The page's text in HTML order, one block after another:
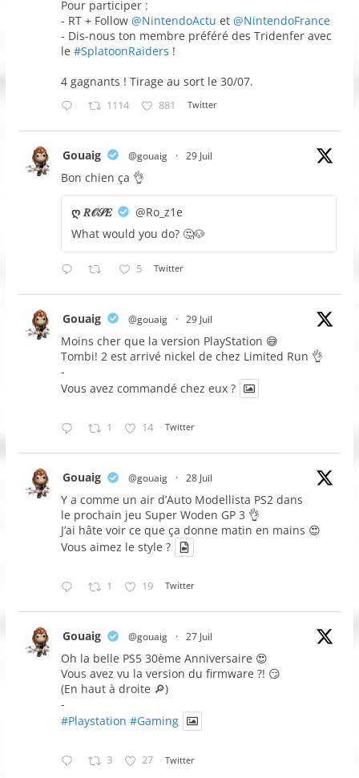
Pour participer :
- RT + Follow @NintendoActu et @NintendoFrance
- Dis-nous ton membre préféré des Tridenfer avec
le #SplatoonRaiders !
4 gagnants ! Tirage au sort le 30/07.
1114 881 Twitter
Gouaig @gouaig · 29 Juil
Bon chien ça 👌
ღ 𝑅𝒪𝒮𝐸
@Ro_z1e
What would you do? 🤔🐶
5 Twitter
Gouaig @gouaig · 29 Juil
Moins cher que la version PlayStation 😅
Tombi! 2 est arrivé nickel de chez Limited Run 👌
-
Vous avez commandé chez eux ?
1 14 Twitter
Gouaig @gouaig · 28 Juil
Y a comme un air d’Auto Modellista PS2 dans
le prochain jeu Super Woden GP 3 👌
J’ai hâte voir ce que ça donne matin en mains 😍
Vous aimez le style ?
1 19 Twitter
Gouaig @gouaig · 27 Juil
Oh la belle PS5 30ème Anniversaire 😍
Vous avez vu la version du firmware ?! 😏
(En haut à droite 🔎)
-
#Playstation #Gaming
3 27 Twitter